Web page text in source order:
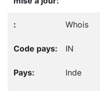
Whois
IN
Inde